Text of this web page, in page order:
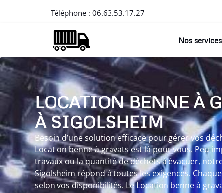
Téléphone : 06.63.53.17.27
Nos services
LOCATION BENNE À
À SIGOLSHEIM
Besoin d’une solution efficace pour gérer vos
Location benne à gravats est là pour vous. Peu
travaux ou la quantité de déchets à évacuer,
Sigolsheim répond à toutes les exigences.
selon vos disponibilités. Le Location benne à